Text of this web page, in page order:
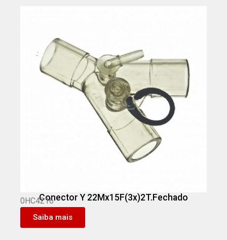
Conector Y 22Mx15F(3x)2T.Fechado
0HC4216
Saiba mais